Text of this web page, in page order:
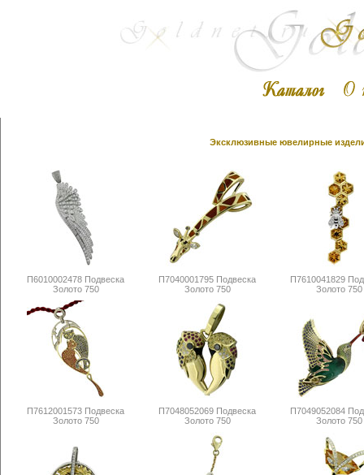
Эксклюзивные ювелирные
П6010002478 Подвеска
Золото 750
П7040001795 Подвеска
Золото 750
П7610041829
Золото 750
П7612001573 Подвеска
Золото 750
П7048052069 Подвеска
Золото 750
П7049052084
Золото 750